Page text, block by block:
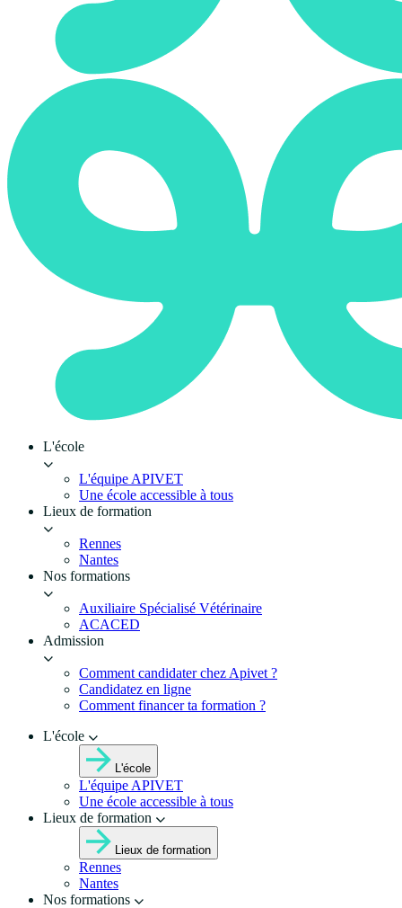
L'école
L'équipe APIVET
Une école accessible à tous
Lieux de formation
Rennes
Nantes
Nos formations
Auxiliaire Spécialisé Vétérinaire
ACACED
Admission
Comment candidater chez Apivet ?
Candidatez en ligne
Comment financer ta formation ?
L'école
L'école
L'équipe APIVET
Une école accessible à tous
Lieux de formation
Lieux de formation
Rennes
Nantes
Nos formations